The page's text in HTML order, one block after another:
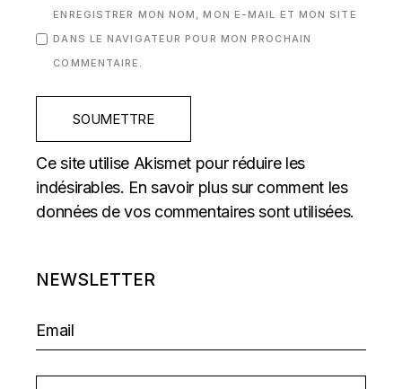
ENREGISTRER MON NOM, MON E-MAIL ET MON SITE
DANS LE NAVIGATEUR POUR MON PROCHAIN
COMMENTAIRE.
SOUMETTRE
Ce site utilise Akismet pour réduire les
indésirables. En savoir plus sur comment les
données de vos commentaires sont utilisées.
NEWSLETTER